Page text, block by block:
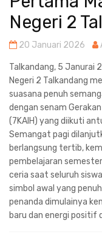
Negeri 2
20 Januari 2026
Talkandang, 5 Janurai
Negeri 2 Talkandang
suasana penuh
dengan senam
(7KAIH) yang diikuti
Semangat pagi
berlangsung tertib,
pembelajaran
ceria saat seluruh
simbol awal yang
penanda dimulainya
baru dan energi positif